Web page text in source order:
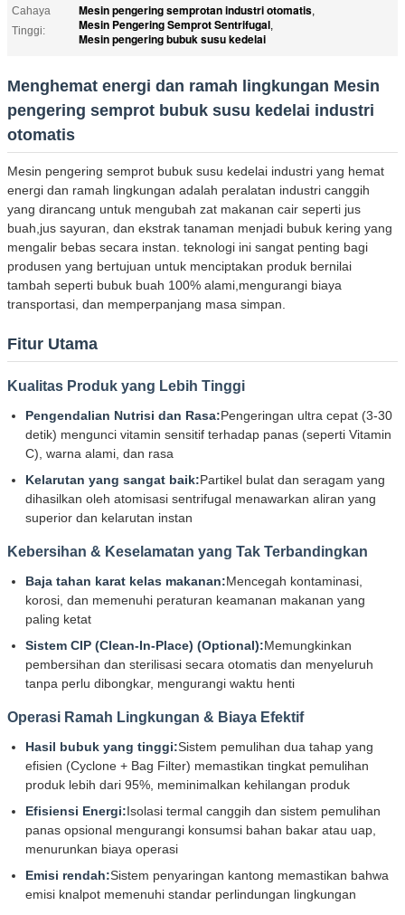
Cahaya
Tinggi:
Mesin pengering semprotan industri otomatis,
Mesin Pengering Semprot Sentrifugal,
Mesin pengering bubuk susu kedelai
Menghemat energi dan ramah lingkungan Mesin
pengering semprot bubuk susu kedelai industri
otomatis
Mesin pengering semprot bubuk susu kedelai industri yang hemat
energi dan ramah lingkungan adalah peralatan industri canggih
yang dirancang untuk mengubah zat makanan cair seperti jus
buah,jus sayuran, dan ekstrak tanaman menjadi bubuk kering yang
mengalir bebas secara instan. teknologi ini sangat penting bagi
produsen yang bertujuan untuk menciptakan produk bernilai
tambah seperti bubuk buah 100% alami,mengurangi biaya
transportasi, dan memperpanjang masa simpan.
Fitur Utama
Kualitas Produk yang Lebih Tinggi
Pengendalian Nutrisi dan Rasa:Pengeringan ultra cepat (3-30
detik) mengunci vitamin sensitif terhadap panas (seperti Vitamin
C), warna alami, dan rasa
Kelarutan yang sangat baik:Partikel bulat dan seragam yang
dihasilkan oleh atomisasi sentrifugal menawarkan aliran yang
superior dan kelarutan instan
Kebersihan & Keselamatan yang Tak Terbandingkan
Baja tahan karat kelas makanan:Mencegah kontaminasi,
korosi, dan memenuhi peraturan keamanan makanan yang
paling ketat
Sistem CIP (Clean-In-Place) (Optional):Memungkinkan
pembersihan dan sterilisasi secara otomatis dan menyeluruh
tanpa perlu dibongkar, mengurangi waktu henti
Operasi Ramah Lingkungan & Biaya Efektif
Hasil bubuk yang tinggi:Sistem pemulihan dua tahap yang
efisien (Cyclone + Bag Filter) memastikan tingkat pemulihan
produk lebih dari 95%, meminimalkan kehilangan produk
Efisiensi Energi:Isolasi termal canggih dan sistem pemulihan
panas opsional mengurangi konsumsi bahan bakar atau uap,
menurunkan biaya operasi
Emisi rendah:Sistem penyaringan kantong memastikan bahwa
emisi knalpot memenuhi standar perlindungan lingkungan